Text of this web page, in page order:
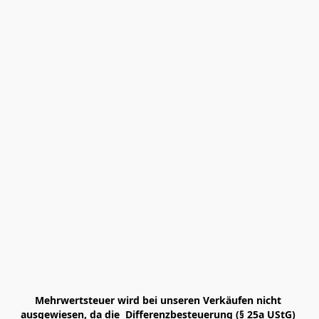
Mehrwertsteuer wird bei unseren Verkäufen nicht
ausgewiesen, da die  Differenzbesteuerung (§ 25a UStG)